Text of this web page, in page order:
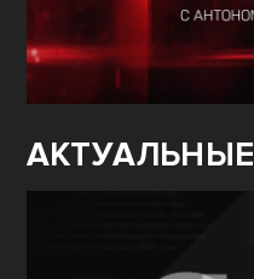
АКТУАЛЬНЫЕ